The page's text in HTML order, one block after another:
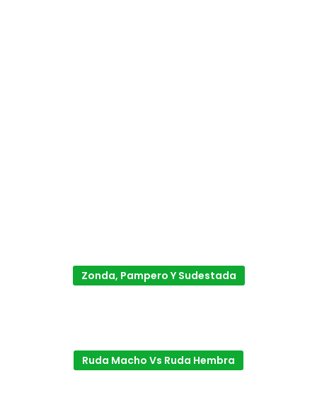
Zonda, Pampero Y Sudestada
Ruda Macho Vs Ruda Hembra